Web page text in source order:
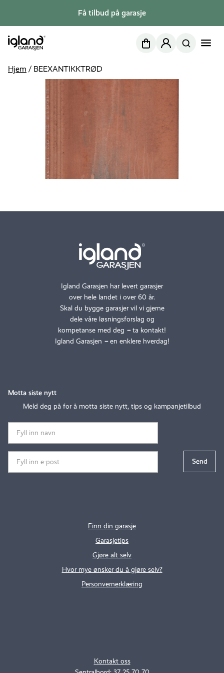
Få tilbud på garasje
NettbutikkMin side
Hjem / BEEXANTIKKTRØD
Igland Garasjen har levert garasjer
over hele landet i over 60 år.
Skal du bygge garasjer vil vi gjerne
dele våre løsningsforslag og
kompetanse med deg –ta kontakt!
Igland Garasjen –en enklere hverdag!
Kontakt oss
Finn din garasje
Garasjetips
Gjøre alt selv
Hvor mye ønsker du å gjøre selv?
Personvernerklæring
Motta siste nytt
Meld deg på for å motta siste nytt, tips og kampanjetilbud